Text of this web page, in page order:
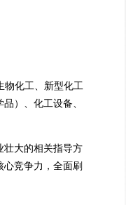
物化工、新型化工
）、化工设备、
壮大的相关指导方
竞争力，全面刷